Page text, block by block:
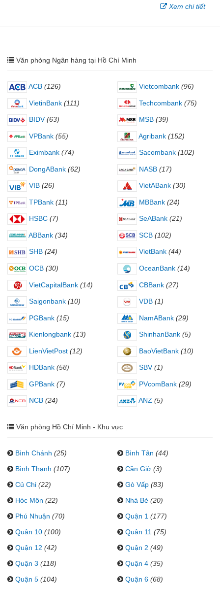
Xem chi tiết
Văn phòng Ngân hàng tại Hồ Chí Minh
ACB (126) Vietcombank (96)
VietinBank (111) Techcombank (75)
BIDV (63) MSB (39)
VPBank (55) Agribank (152)
Eximbank (74) Sacombank (102)
DongABank (62) NASB (17)
VIB (26) VietABank (30)
TPBank (11) MBBank (24)
HSBC (7) SeABank (21)
ABBank (34) SCB (102)
SHB (24) VietBank (44)
OCB (30) OceanBank (14)
VietCapitalBank (14) CBBank (27)
Saigonbank (10) VDB (1)
PGBank (15) NamABank (29)
Kienlongbank (13) ShinhanBank (5)
LienVietPost (12) BaoVietBank (10)
HDBank (58) SBV (1)
GPBank (7) PVcomBank (29)
NCB (24) ANZ (5)
Văn phòng Hồ Chí Minh - Khu vực
Bình Chánh (25) Bình Tân (44)
Bình Thạnh (107) Cần Giờ (3)
Củ Chi (22) Gò Vấp (83)
Hóc Môn (22) Nhà Bè (20)
Phú Nhuận (70) Quận 1 (177)
Quận 10 (100) Quận 11 (75)
Quận 12 (42) Quận 2 (49)
Quận 3 (118) Quận 4 (35)
Quận 5 (104) Quận 6 (68)